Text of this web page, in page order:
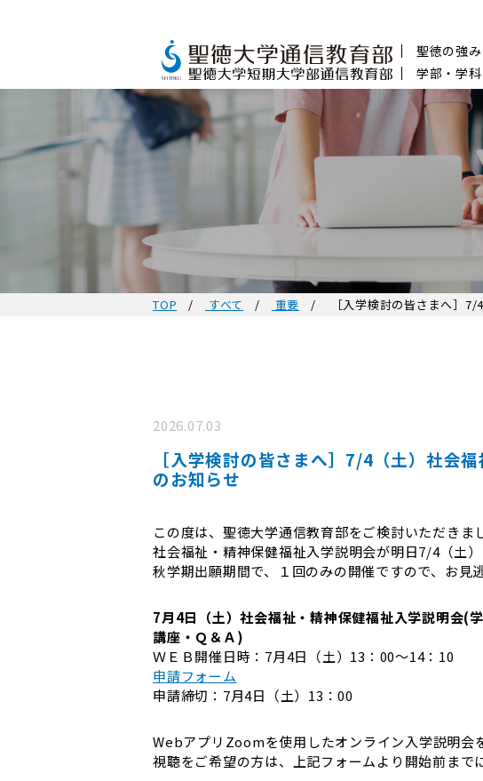
聖徳の強み
学部・学科
TOP すべて 重要 ［入学検討の皆さまへ］
2026.07.03
［入学検討の皆さまへ］7/4（土）社会
のお知らせ
この度は、聖徳大学通信教育部をご検討いただきま
社会福祉・精神保健福祉入学説明会が明日7/4（土）
秋学期出願期間で、１回のみの開催ですので、お見
7月4日（土）社会福祉・精神保健福祉入学説明会(
講座・Ｑ＆Ａ)
ＷＥＢ開催日時：7月4日（土）13：00～14：10
申請フォーム
申請締切：7月4日（土）13：00
WebアプリZoomを使用したオンライン入学説明会
視聴をご希望の方は、上記フォームより開始前まで